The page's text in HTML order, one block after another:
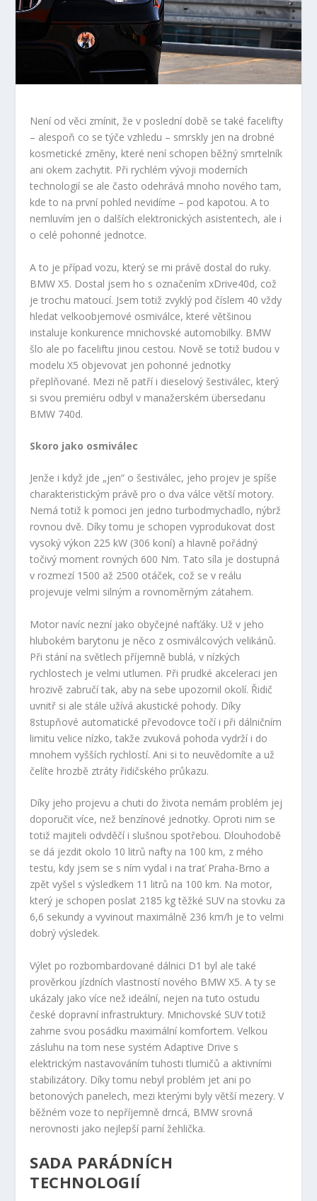
Není od věci zmínit, že v poslední době se také facelifty
– alespoň co se týče vzhledu – smrskly jen na drobné
kosmetické změny, které není schopen běžný smrtelník
ani okem zachytit. Při rychlém vývoji moderních
technologií se ale často odehrává mnoho nového tam,
kde to na první pohled nevidíme – pod kapotou. A to
nemluvím jen o dalších elektronických asistentech, ale i
o celé pohonné jednotce.
A to je případ vozu, který se mi právě dostal do ruky.
BMW X5. Dostal jsem ho s označením xDrive40d, což
je trochu matoucí. Jsem totiž zvyklý pod číslem 40 vždy
hledat velkoobjemové osmiválce, které většinou
instaluje konkurence mnichovské automobilky. BMW
šlo ale po faceliftu jinou cestou. Nově se totiž budou v
modelu X5 objevovat jen pohonné jednotky
přeplňované. Mezi ně patří i dieselový šestiválec, který
si svou premiéru odbyl v manažerském übersedanu
BMW 740d.
Skoro jako osmiválec
Jenže i když jde „jen“ o šestiválec, jeho projev je spíše
charakteristickým právě pro o dva válce větší motory.
Nemá totiž k pomoci jen jedno turbodmychadlo, nýbrž
rovnou dvě. Díky tomu je schopen vyprodukovat dost
vysoký výkon 225 kW (306 koní) a hlavně pořádný
točivý moment rovných 600 Nm. Tato síla je dostupná
v rozmezí 1500 až 2500 otáček, což se v reálu
projevuje velmi silným a rovnoměrným zátahem.
Motor navíc nezní jako obyčejné nafťáky. Už v jeho
hlubokém barytonu je něco z osmiválcových velikánů.
Při stání na světlech příjemně bublá, v nízkých
rychlostech je velmi utlumen. Při prudké akceleraci jen
hrozivě zabručí tak, aby na sebe upozornil okolí. Řidič
uvnitř si ale stále užívá akustické pohody. Díky
8stupňové automatické převodovce točí i při dálničním
limitu velice nízko, takže zvuková pohoda vydrží i do
mnohem vyšších rychlostí. Ani si to neuvědomíte a už
čelíte hrozbě ztráty řidičského průkazu.
Díky jeho projevu a chuti do života nemám problém jej
doporučit více, než benzínové jednotky. Oproti nim se
totiž majiteli odvděčí i slušnou spotřebou. Dlouhodobě
se dá jezdit okolo 10 litrů nafty na 100 km, z mého
testu, kdy jsem se s ním vydal i na trať Praha-Brno a
zpět vyšel s výsledkem 11 litrů na 100 km. Na motor,
který je schopen poslat 2185 kg těžké SUV na stovku za
6,6 sekundy a vyvinout maximálně 236 km/h je to velmi
dobrý výsledek.
Výlet po rozbombardované dálnici D1 byl ale také
prověrkou jízdních vlastností nového BMW X5. A ty se
ukázaly jako více než ideální, nejen na tuto ostudu
české dopravní infrastruktury. Mnichovské SUV totiž
zahrne svou posádku maximální komfortem. Velkou
zásluhu na tom nese systém Adaptive Drive s
elektrickým nastavováním tuhosti tlumičů a aktivními
stabilizátory. Díky tomu nebyl problém jet ani po
betonových panelech, mezi kterými byly větší mezery. V
běžném voze to nepříjemně drncá, BMW srovná
nerovnosti jako nejlepší parní žehlička.
SADA PARÁDNÍCH
TECHNOLOGIÍ